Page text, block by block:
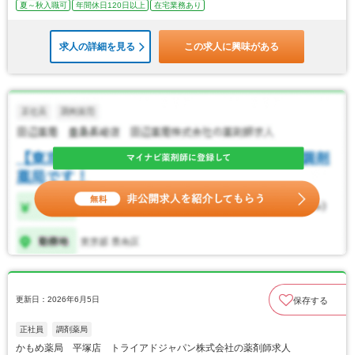
夏～秋入職可
年間休日120日以上 在宅業務あり
求人の詳細を見る この求人に興味がある
更新日：2026年6月5日 保存する
正社員 調剤薬局
かもめ薬局 平塚店 トライアドジャパン株式会社の薬剤師求人